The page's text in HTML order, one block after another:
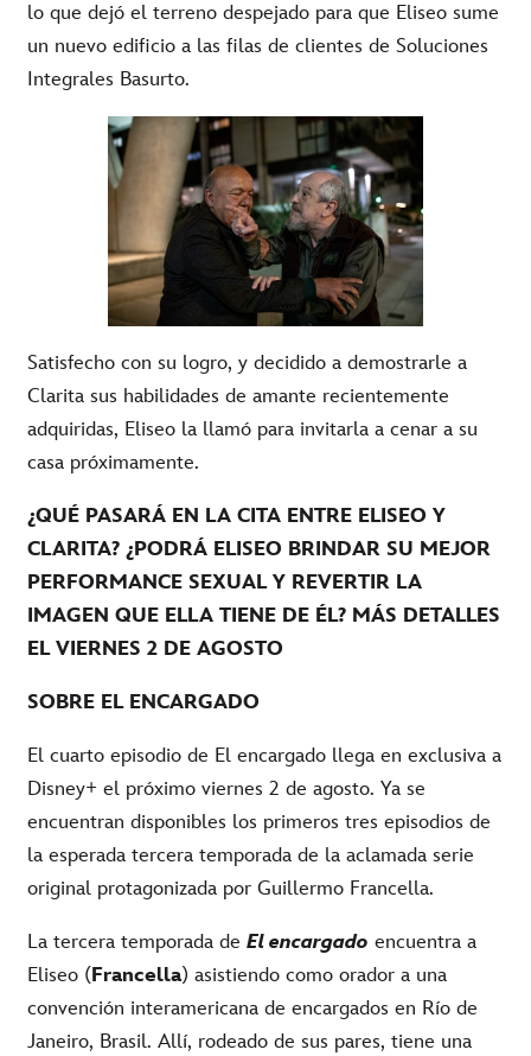
lo que dejó el terreno despejado para que Eliseo sume
un nuevo edificio a las filas de clientes de Soluciones
Integrales Basurto.
Satisfecho con su logro, y decidido a demostrarle a
Clarita sus habilidades de amante recientemente
adquiridas, Eliseo la llamó para invitarla a cenar a su
casa próximamente.
¿QUÉ PASARÁ EN LA CITA ENTRE ELISEO Y
CLARITA? ¿PODRÁ ELISEO BRINDAR SU MEJOR
PERFORMANCE SEXUAL Y REVERTIR LA
IMAGEN QUE ELLA TIENE DE ÉL? MÁS DETALLES
EL VIERNES 2 DE AGOSTO
SOBRE EL ENCARGADO
El cuarto episodio de El encargado llega en exclusiva a
Disney+ el próximo viernes 2 de agosto. Ya se
encuentran disponibles los primeros tres episodios de
la esperada tercera temporada de la aclamada serie
original protagonizada por Guillermo Francella.
La tercera temporada de El encargado encuentra a
Eliseo (Francella) asistiendo como orador a una
convención interamericana de encargados en Río de
Janeiro, Brasil. Allí, rodeado de sus pares, tiene una